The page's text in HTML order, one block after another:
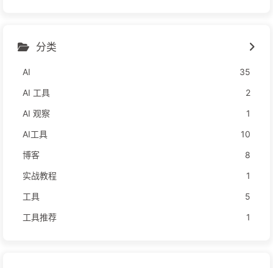
分类
AI
35
AI 工具
2
AI 观察
1
AI工具
10
博客
8
实战教程
1
工具
5
工具推荐
1